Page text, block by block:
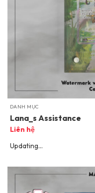
DANH MỤC
Lana_s Assistance
Liên hệ
Updating…